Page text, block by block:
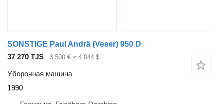
SONSTIGE Paul Andrä (Veser) 950 D
37 270 TJS
3 500 € ≈ 4 044 $
Уборочная машина
1990